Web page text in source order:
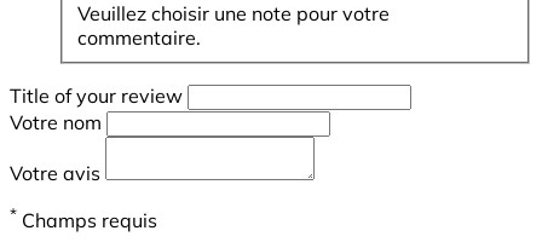
Veuillez choisir une note pour votre
commentaire.
Title of your review
Votre nom
Votre avis
* Champs requis